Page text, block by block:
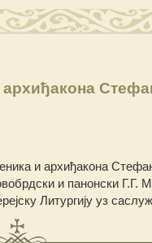
и архиђакона
и панонски Г.Г.
Литургијууз